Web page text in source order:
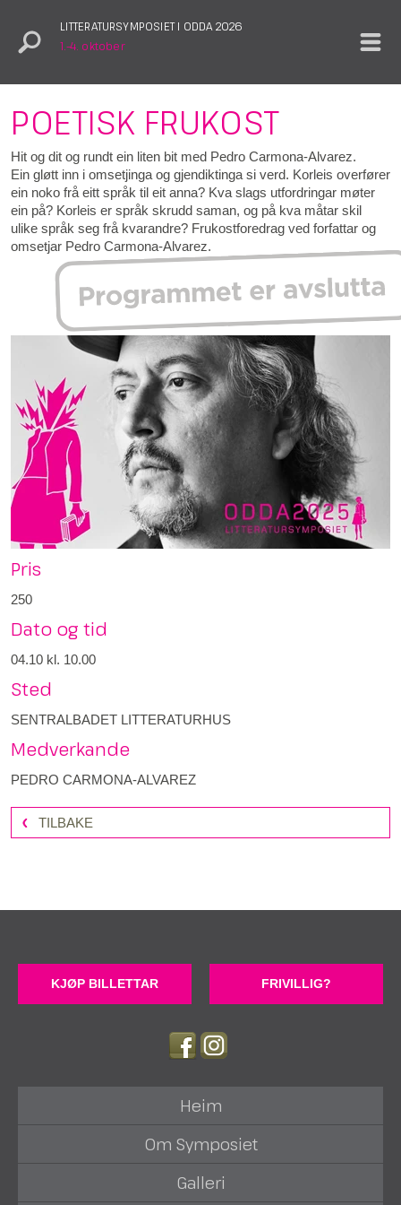
LITTERATURSYMPOSIET I ODDA 2026
1.–4. oktober
POETISK FRUKOST
Hit og dit og rundt ein liten bit med Pedro Carmona-Alvarez.
Ein gløtt inn i omsetjinga og gjendiktinga si verd. Korleis overfører
ein noko frå eitt språk til eit anna? Kva slags utfordringar møter
ein på? Korleis er språk skrudd saman, og på kva måtar skil
ulike språk seg frå kvarandre? Frukostforedrag ved forfattar og
omsetjar Pedro Carmona-Alvarez.
Pris
250
Dato og tid
04.10 kl. 10.00
Sted
SENTRALBADET LITTERATURHUS
Medverkande
PEDRO CARMONA-ALVAREZ
TILBAKE
KJØP BILLETTAR FRIVILLIG?
Heim
Om Symposiet
Galleri